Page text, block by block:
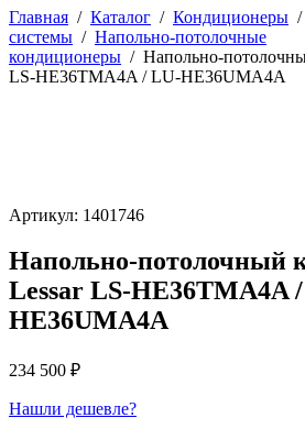
Главная / Каталог / Кондиционеры /
системы / Напольно-потолочные
кондиционеры / Напольно-
LS-HE36TMA4A / LU-HE36UMA4A
Артикул: 1401746
Напольно-потолочный
Lessar LS-HE36TMA4A
HE36UMA4A
234 500 ₽
Нашли дешевле?